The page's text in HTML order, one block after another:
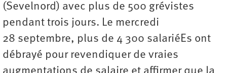
(Sevelnord) avec plus de 500 grévistes
pendant trois jours. Le mercredi
28 septembre, plus de 4 300 salariéEs ont
débrayé pour revendiquer de vraies